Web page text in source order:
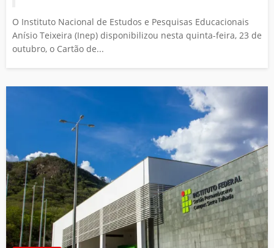
O Instituto Nacional de Estudos e Pesquisas Educacionais
Anísio Teixeira (Inep) disponibilizou nesta quinta-feira, 23 de
outubro, o Cartão de...